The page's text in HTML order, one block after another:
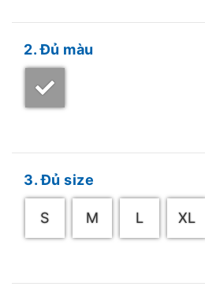
2. Đủ màu
3. Đủ size
S M L XL